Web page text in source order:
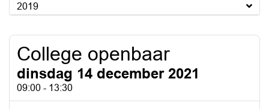
2019
College openbaar
dinsdag 14 december 2021
09:00 - 13:30